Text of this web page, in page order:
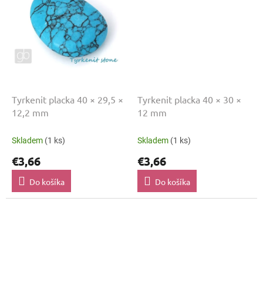
Tyrkenit placka 40 × 29,5 ×
12,2 mm
Skladem (1 ks)
€3,66
Do košíka
Tyrkenit placka 40 × 30 ×
12 mm
Skladem (1 ks)
€3,66
Do košíka